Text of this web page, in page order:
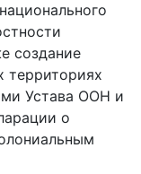
создание
территориях
Устава ООН и
о